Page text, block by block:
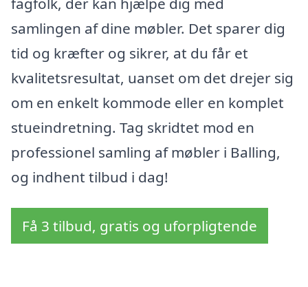
samlingen af dine møbler. Det sparer dig
tid og kræfter og sikrer, at du får et
kvalitetsresultat, uanset om det drejer sig
om en enkelt kommode eller en komplet
stueindretning. Tag skridtet mod en
professionel samling af møbler i Balling,
og indhent tilbud i dag!
Få 3 tilbud, gratis og uforpligtende